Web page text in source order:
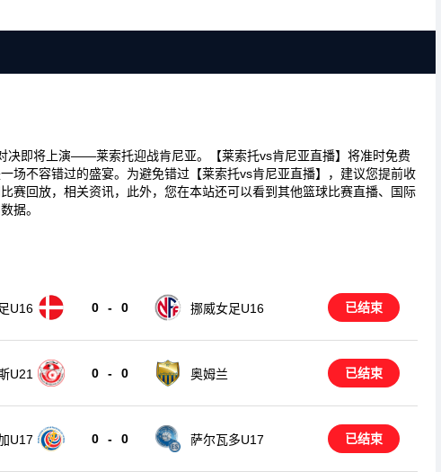
决即将上演——莱索托迎战肯尼亚。【莱索托vs肯尼亚直播】将准时免费
场不容错过的盛宴。为避免错过【莱索托vs肯尼亚直播】，建议您提前收
赛回放，相关资讯，此外，您在本站还可以看到其他篮球比赛直播、国际
据。
U16 0 - 0 挪威女足U16 已结束
U21 0 - 0 奥姆兰 已结束
U17 0 - 0 萨尔瓦多U17 已结束